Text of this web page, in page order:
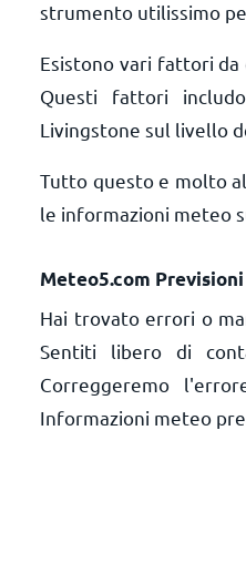
strumento utilissimo
Esistono vari fattori da
Questi fattori
Livingstone sul livello
Tutto questo e molto
le informazioni meteo
Meteo5.com
Hai trovato errori o
Sentiti libero di
Correggeremo
Informazioni meteo